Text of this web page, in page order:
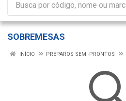
SOBREMESAS
INÍCIO PREPAROS SEMI-PRONTOS